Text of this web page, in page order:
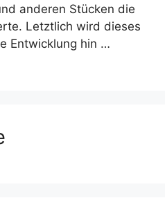
anderen Stücken die
Letztlich wird dieses
Entwicklung hin …